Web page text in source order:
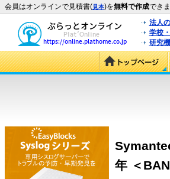
会員はオンラインで見積書(見本)を無料で作成でき
法人
学校
研究
年 ＜